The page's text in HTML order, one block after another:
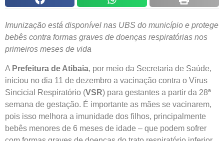
Imunização está disponível nas UBS do município e protege
bebês contra formas graves de doenças respiratórias nos
primeiros meses de vida
A Prefeitura de Atibaia, por meio da Secretaria de Saúde,
iniciou no dia 11 de dezembro a vacinação contra o Vírus
Sincicial Respiratório (VSR) para gestantes a partir da 28ª
semana de gestação. É importante as mães se vacinarem,
pois isso melhora a imunidade dos filhos, principalmente
bebês menores de 6 meses de idade – que podem sofrer